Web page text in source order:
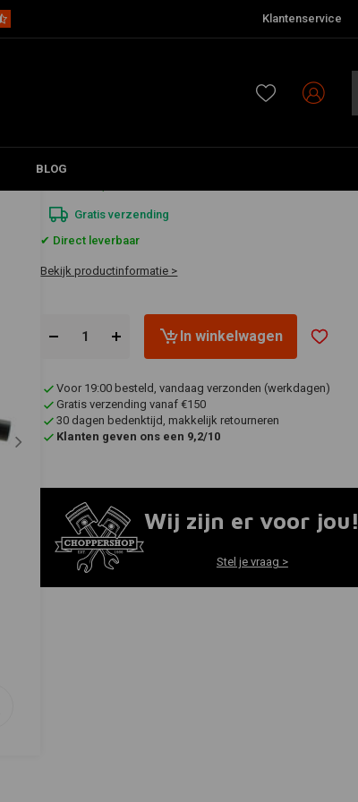
Klantenservice
BLOG
€182,02
Gratis verzending
✔ Direct leverbaar
Bekijk productinformatie >
In winkelwagen
Voor 19:00 besteld, vandaag verzonden (werkdagen)
Gratis verzending vanaf €150
30 dagen bedenktijd, makkelijk retourneren
Klanten geven ons een 9,2/10
Wij zijn er voor jou!
Stel je vraag >